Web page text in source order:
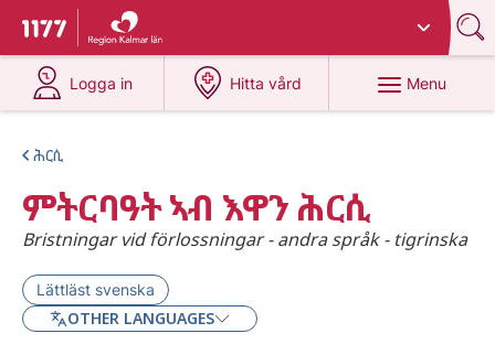
To start page for 1177
Du har valt region
Logga in
at 1177.se
Hitta vård
at 1177.se
Menu
ሕርሲ
ምትርባዓት ኣብ እዋን ሕርሲ
Bristningar vid förlossningar - andra språk - tigrinska
Lättläst svenska
OTHER LANGUAGES